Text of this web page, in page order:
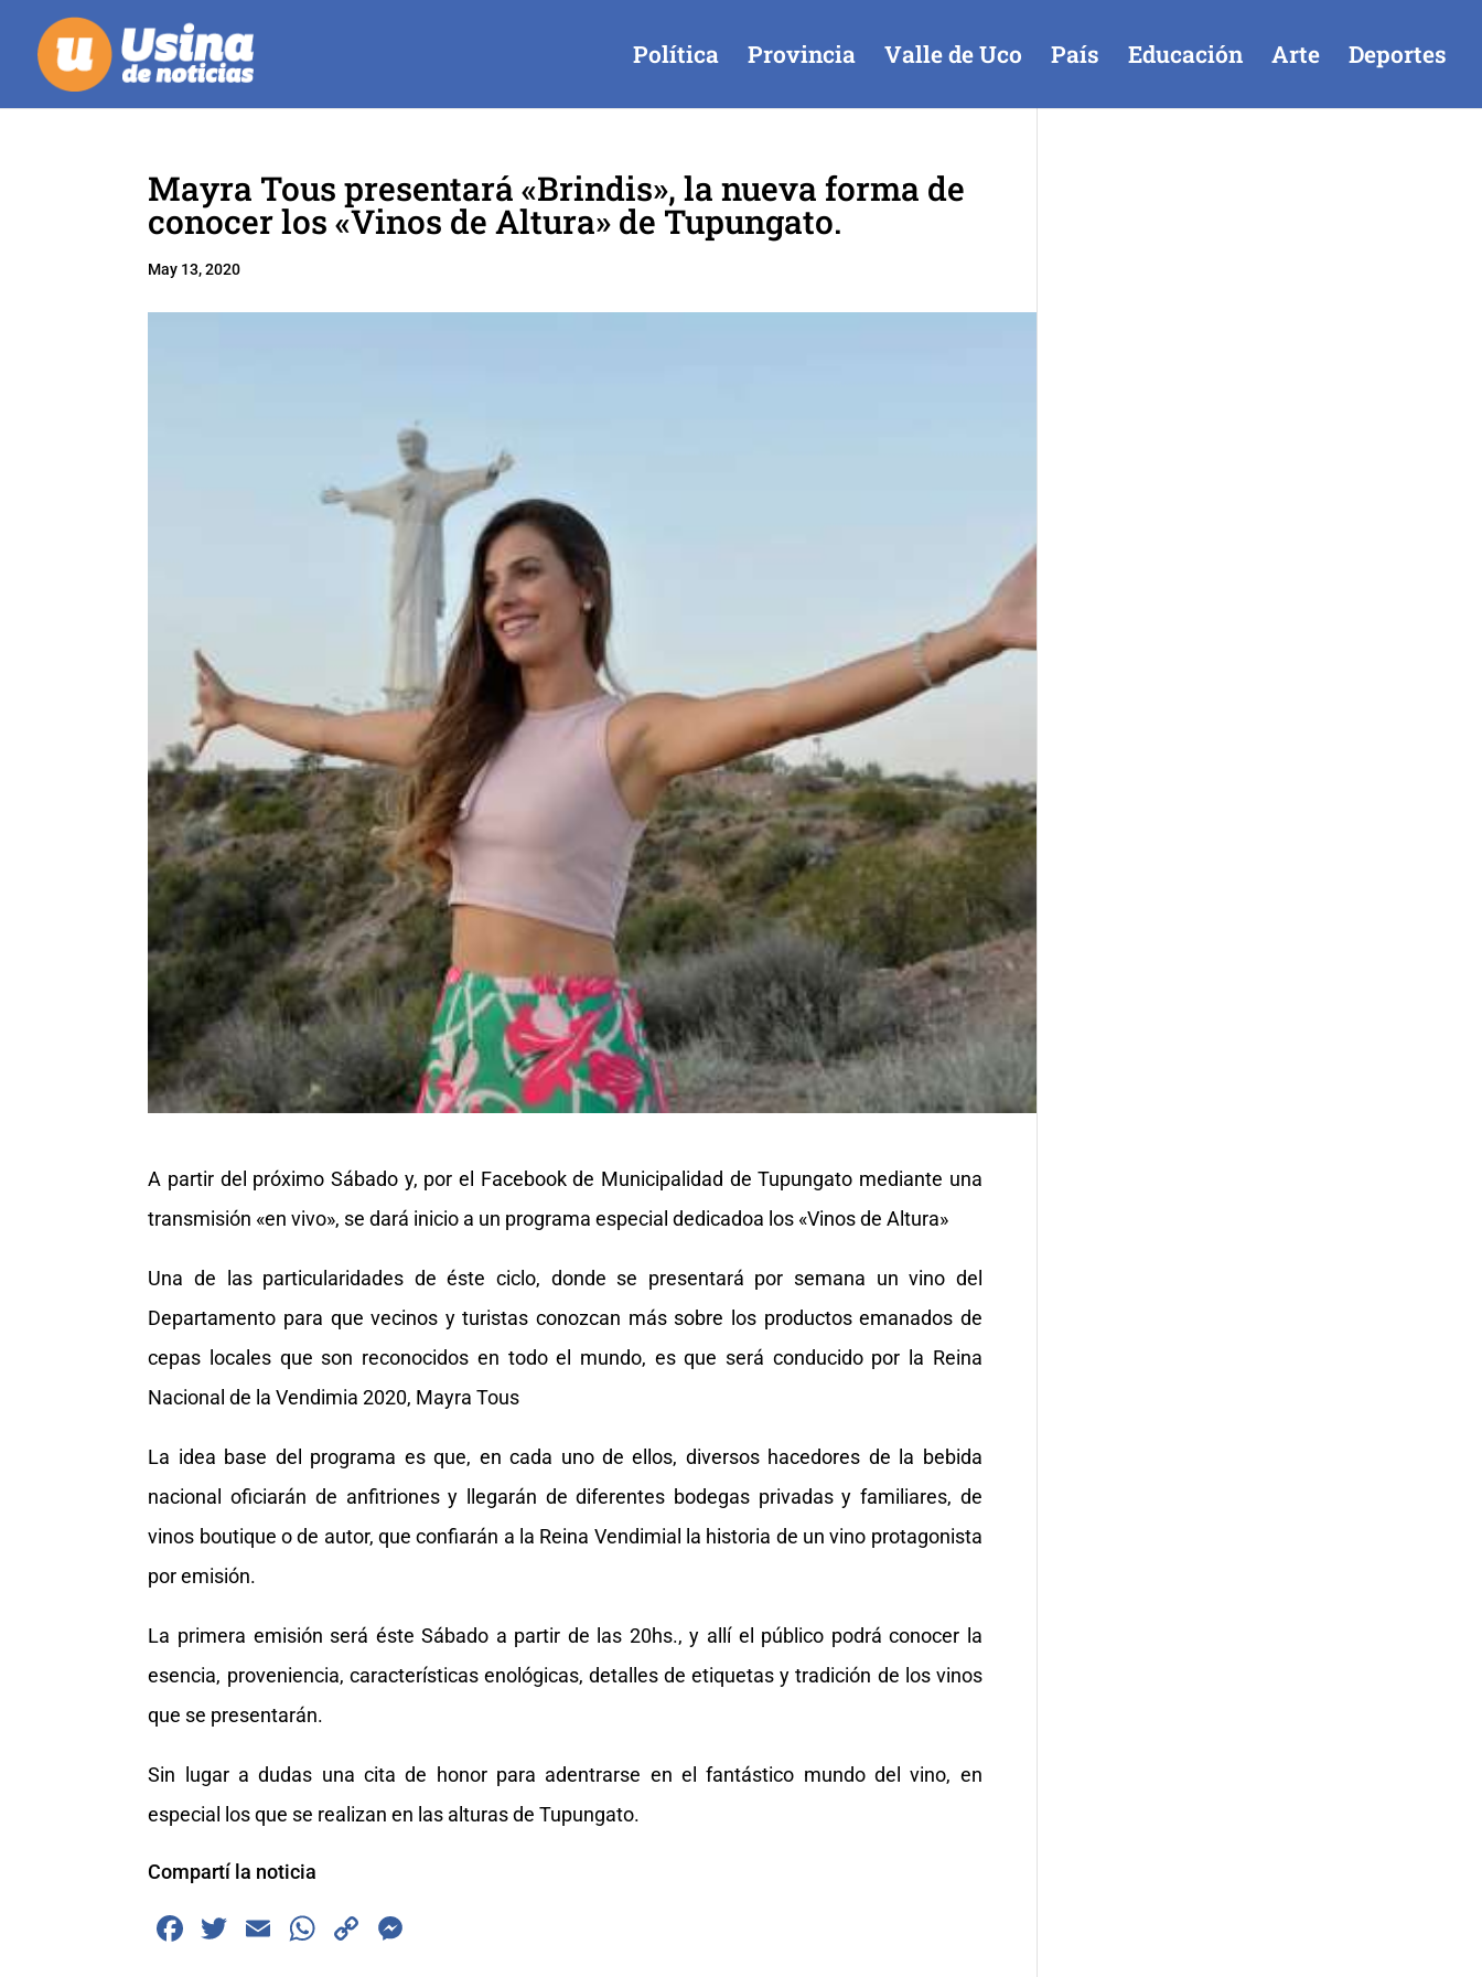
Política Provincia Valle de Uco País Educación Arte Deportes
Mayra Tous presentará «Brindis», la nueva forma de
conocer los «Vinos de Altura» de Tupungato.
May 13, 2020
A partir del próximo Sábado y, por el Facebook de Municipalidad de Tupungato mediante una
transmisión «en vivo», se dará inicio a un programa especial dedicadoa los «Vinos de Altura»
Una de las particularidades de éste ciclo, donde se presentará por semana un vino del
Departamento para que vecinos y turistas conozcan más sobre los productos emanados de
cepas locales que son reconocidos en todo el mundo, es que será conducido por la Reina
Nacional de la Vendimia 2020, Mayra Tous
La idea base del programa es que, en cada uno de ellos, diversos hacedores de la bebida
nacional oficiarán de anfitriones y llegarán de diferentes bodegas privadas y familiares, de
vinos boutique o de autor, que confiarán a la Reina Vendimial la historia de un vino protagonista
por emisión.
La primera emisión será éste Sábado a partir de las 20hs., y allí el público podrá conocer la
esencia, proveniencia, características enológicas, detalles de etiquetas y tradición de los vinos
que se presentarán.
Sin lugar a dudas una cita de honor para adentrarse en el fantástico mundo del vino, en
especial los que se realizan en las alturas de Tupungato.
Compartí la noticia
F
T
E
W
C